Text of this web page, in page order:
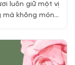
luôn giữ một vị
không món
mạnh lay